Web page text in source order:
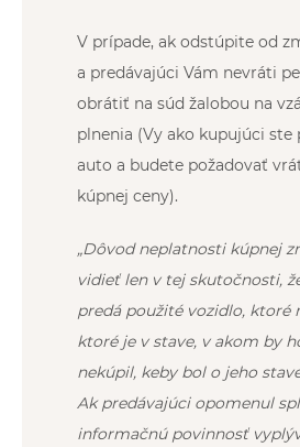
V prípade, ak odstúpite od
a predávajúci Vám nevráti
obrátiť na súd žalobou na
plnenia (Vy ako kupujúci
auto a budete požadovať
kúpnej ceny).
„Dôvod neplatnosti kúpnej
vidieť len v tej skutočnosti,
predá použité vozidlo, ktoré
ktoré je v stave, v akom by
nekúpil, keby bol o jeho
Ak predávajúci opomenul
informačnú povinnosť